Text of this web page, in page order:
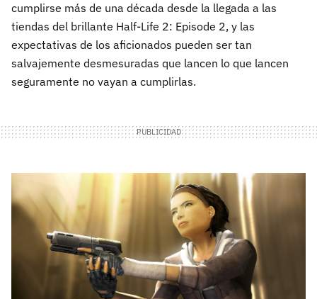
cumplirse más de una década desde la llegada a las
tiendas del brillante Half-Life 2: Episode 2, y las
expectativas de los aficionados pueden ser tan
salvajemente desmesuradas que lancen lo que lancen
seguramente no vayan a cumplirlas.